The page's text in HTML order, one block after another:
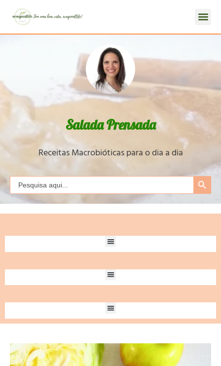
Salada Prensada
Receitas Macrobióticas para o dia a dia
Search
for:
Search Button